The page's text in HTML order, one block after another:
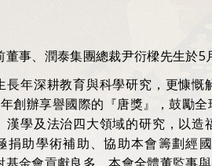
董事、潤泰集團總裁尹衍樑先生於5
長年深耕教育與科學研究，更慷慨
創辦享譽國際的『唐獎』，鼓勵
漢學及法治四大領域的研究，以造
捐助學術補助、協助本會籌劃經